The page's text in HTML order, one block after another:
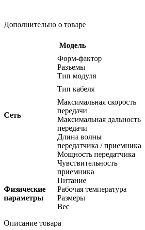
Дополнительно о товаре
Модель
Сеть
Форм-фактор
Разъемы
Тип модуля
Тип кабеля
Максимальная скорость
передачи
Максимальная дальность
передачи
Длина волны
передатчика / приемника
Мощность передатчика
Чувствительность
приемника
Физические
параметры
Питание
Рабочая температура
Размеры
Вес
Описание товара